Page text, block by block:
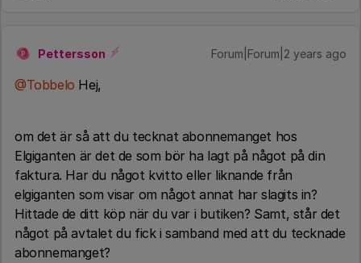
P Pettersson Forum|Forum|2 years ago
@Tobbelo Hej,
om det är så att du tecknat abonnemanget hos
Elgiganten är det de som bör ha lagt på något på din
faktura. Har du något kvitto eller liknande från
elgiganten som visar om något annat har slagits in?
Hittade de ditt köp när du var i butiken? Samt, står det
något på avtalet du fick i samband med att du tecknade
abonnemanget?